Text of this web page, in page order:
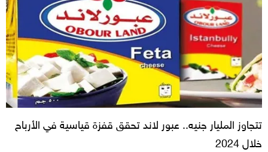
تتجاوز المليار جنيه.. عبور لاند تحقق قفزة قياسية في الأرباح
خلال 2024